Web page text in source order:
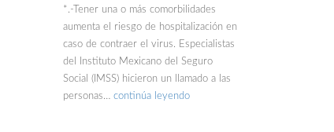
*.-Tener una o más comorbilidades
aumenta el riesgo de hospitalización en
caso de contraer el virus. Especialistas
del Instituto Mexicano del Seguro
Social (IMSS) hicieron un llamado a las
personas… continúa leyendo